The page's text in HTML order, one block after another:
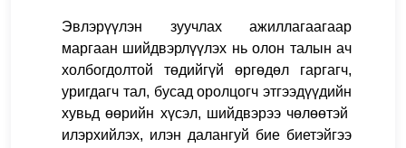
Эвлэрүүлэн зуучлах ажиллагаагаар
маргаан шийдвэрлүүлэх нь олон талын ач
холбогдолтой төдийгүй өргөдөл гаргагч,
уригдагч тал, бусад оролцогч этгээдүүдийн
хувьд өөрийн хүсэл, шийдвэрээ чөлөөтэй
илэрхийлэх, илэн далангуй бие биетэйгээ